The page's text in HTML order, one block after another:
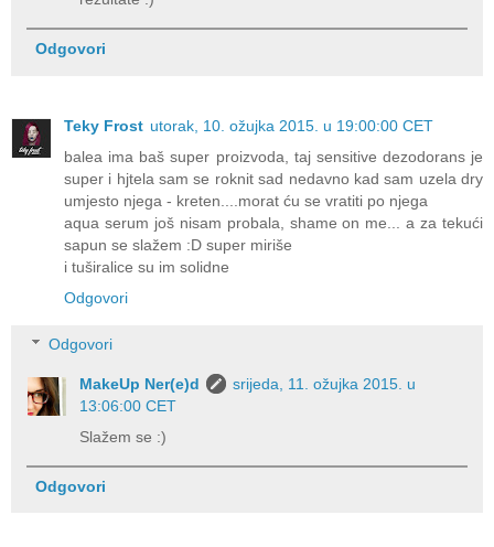
Odgovori
Teky Frost utorak, 10. ožujka 2015. u 19:00:00 CET
balea ima baš super proizvoda, taj sensitive dezodorans je
super i hjtela sam se roknit sad nedavno kad sam uzela dry
umjesto njega - kreten....morat ću se vratiti po njega
aqua serum još nisam probala, shame on me... a za tekući
sapun se slažem :D super miriše
i tuširalice su im solidne
Odgovori
Odgovori
MakeUp Ner(e)d
srijeda, 11. ožujka 2015. u
13:06:00 CET
Slažem se :)
Odgovori